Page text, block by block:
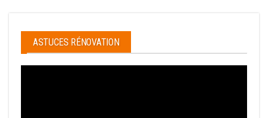
ASTUCES RÉNOVATION